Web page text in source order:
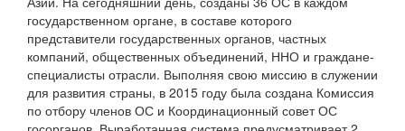
государственном органе, в составе которого
представители государственных органов, частных
компаний, общественных объединений, ННО и граждане-
специалисты отрасли. Выполняя свою миссию в служении
для развития страны, в 2015 году была создана Комиссия
по отбору членов ОС и Координационный совет ОС